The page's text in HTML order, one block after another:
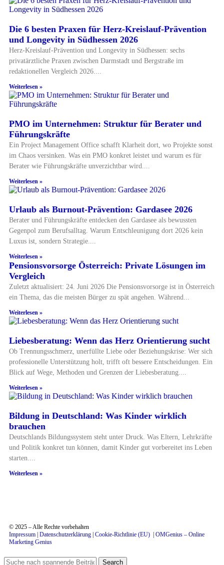
Die 6 besten Praxen für Herz-Kreislauf-Prävention
und Longevity in Südhessen 2026
Herz-Kreislauf-Prävention und Longevity in Südhessen: sechs
privatärztliche Praxen zwischen Darmstadt und Bergstraße im
redaktionellen Vergleich 2026.
Weiterlesen »
PMO im Unternehmen: Struktur für Berater und
Führungskräfte
Ein Project Management Office schafft Klarheit dort, wo Projekte sonst
im Chaos versinken. Was ein PMO konkret leistet und warum es für
Berater wie Führungskräfte unverzichtbar wird.
Weiterlesen »
Urlaub als Burnout-Prävention: Gardasee 2026
Berater und Führungskräfte entdecken den Gardasee als bewussten
Gegenpol zum Berufsalltag. Warum Entschleunigung dort 2026 kein
Luxus ist, sondern Strategie.
Weiterlesen »
Pensionsvorsorge Österreich: Private Lösungen im
Vergleich
Zuletzt aktualisiert: 24. Juni 2026 Die Pensionsvorsorge ist in Österreich
ein Thema, das die meisten Bürger zu spät angehen. Während
Weiterlesen »
Liebesberatung: Wenn das Herz Orientierung sucht
Ob Trennungsschmerz, unerfüllte Liebe oder Beziehungskrise: Wer sich
professionelle Unterstützung holt, trifft oft bessere Entscheidungen. Ein
Blick auf Wege, Methoden und Grenzen der Liebesberatung.
Weiterlesen »
Bildung in Deutschland: Was Kinder wirklich
brauchen
Deutschlands Bildungssystem steht unter Druck. Was Eltern, Lehrkräfte
und Politik konkret tun können, damit Kinder gut vorbereitet ins Leben
starten.
Weiterlesen »
© 2025 – Alle Rechte vorbehalten
Impressum | Datenschutzerklärung | Cookie-Richtlinie (EU) | OMGenius – Online
Marketing Genius
Search